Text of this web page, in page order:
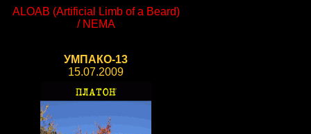
ALOAB (Artificial Limb of a Beard)
/ NEMA
УМПАКО-13
15.07.2009